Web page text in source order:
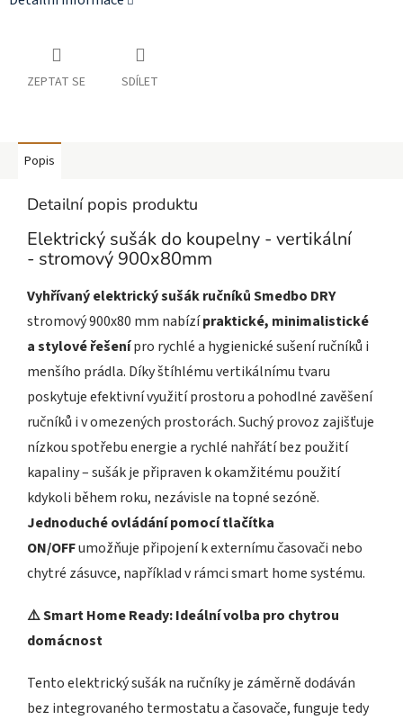
ZEPTAT SE SDÍLET
Popis
Detailní popis produktu
Elektrický sušák do koupelny - vertikální
- stromový 900x80mm
Vyhřívaný elektrický sušák ručníků Smedbo DRY
stromový 900x80 mm nabízípraktické, minimalistické
a stylové řešenípro rychlé a hygienické sušení ručníků i
menšího prádla. Díky štíhlému vertikálnímu tvaru
poskytuje efektivní využití prostoru a pohodlné zavěšení
ručníků i v omezených prostorách. Suchý provoz zajišťuje
nízkou spotřebu energie a rychlé nahřátí bez použití
kapaliny – sušák je připraven k okamžitému použití
kdykoli během roku, nezávisle na topné sezóně.
Jednoduché ovládání pomocí tlačítka
ON/OFFumožňuje připojení k externímu časovači nebo
chytré zásuvce, například v rámci smart home systému.
⚠️ Smart Home Ready: Ideální volba pro chytrou
domácnost
Tento elektrický sušák na ručníky je záměrně dodáván
bez integrovaného termostatu a časovače, funguje tedy